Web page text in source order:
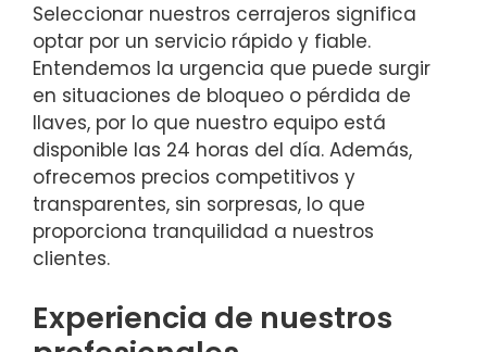
Seleccionar nuestros cerrajeros significa
optar por un servicio rápido y fiable.
Entendemos la urgencia que puede surgir
en situaciones de bloqueo o pérdida de
llaves, por lo que nuestro equipo está
disponible las 24 horas del día. Además,
ofrecemos precios competitivos y
transparentes, sin sorpresas, lo que
proporciona tranquilidad a nuestros
clientes.
Experiencia de nuestros